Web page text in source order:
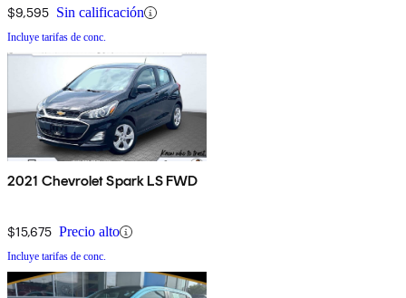
$9,595 Sin calificación
Incluye tarifas de conc.
2021 Chevrolet Spark LS FWD
$15,675 Precio alto
Incluye tarifas de conc.